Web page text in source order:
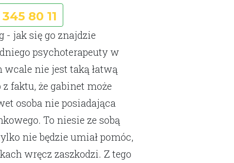
80 11
- jak się go znajdzie
psychoterapeuty w
nie jest taką łatwą
z faktu, że gabinet może
osoba nie posiadająca
To niesie ze sobą
nie będzie umiał pomóc,
wręcz zaszkodzi. Z tego